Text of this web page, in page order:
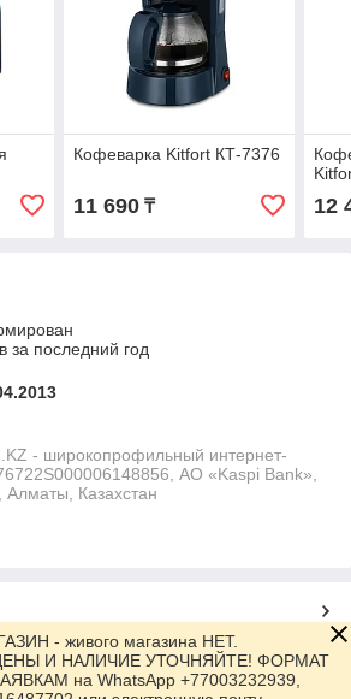
Кофеварка Kitfort КТ-7376
11 690₸ 12
за последний год
- широкопрофильный интернет-
АО «Kaspi Bank»,
Алматы, Казахстан
- живого магазина НЕТ.
И НАЛИЧИЕ УТОЧНЯЙТЕ! ФОРМАТ
на WhatsApp +77003232939,